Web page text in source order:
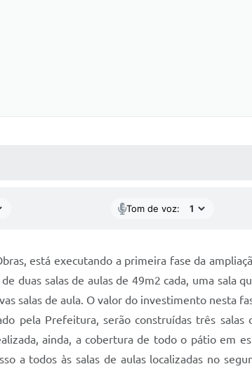
Tom de voz:
está executando a primeira fase da
duas salas de aulas de 49m2 cada, uma sala
salas de aula. O valor do investimento nesta
pela Prefeitura, serão construídas três salas
ainda, a cobertura de todo o pátio em
a todos às salas de aulas localizadas no